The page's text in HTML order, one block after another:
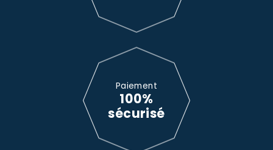
Paiement
100%
sécurisé